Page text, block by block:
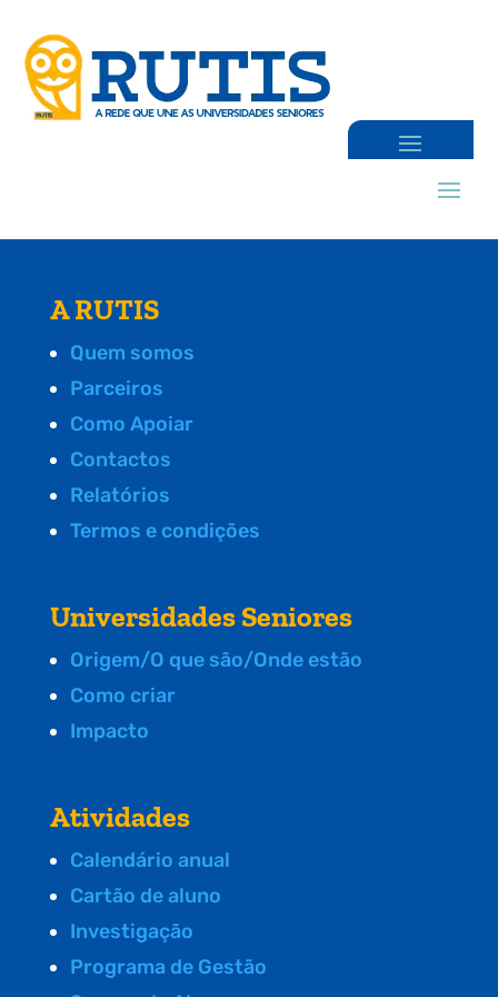
A RUTIS
Quem somos
Parceiros
Como Apoiar
Contactos
Relatórios
Termos e condições
Universidades Seniores
Origem/O que são/Onde estão
Como criar
Impacto
Atividades
Calendário anual
Cartão de aluno
Investigação
Programa de Gestão